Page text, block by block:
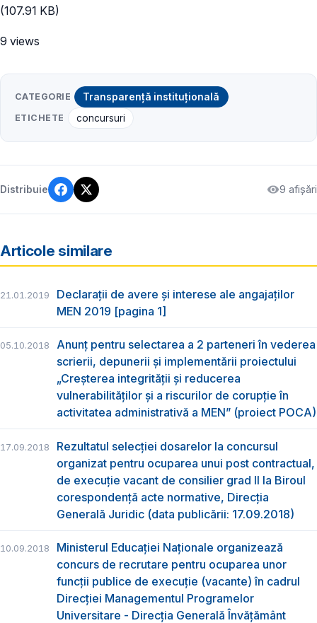
(107.91 KB)
9 views
CATEGORIE Transparență instituțională
ETICHETE concursuri
Distribuie 9 afișări
Articole similare
21.01.2019
Declarații de avere și interese ale angajaților
MEN 2019 [pagina 1]
05.10.2018
Anunț pentru selectarea a 2 parteneri în vederea
scrierii, depunerii și implementării proiectului
„Creșterea integrității și reducerea
vulnerabilităților și a riscurilor de corupție în
activitatea administrativă a MEN” (proiect POCA)
17.09.2018
Rezultatul selecției dosarelor la concursul
organizat pentru ocuparea unui post contractual,
de execuție vacant de consilier grad II la Biroul
corespondență acte normative, Direcția
Generală Juridic (data publicării: 17.09.2018)
10.09.2018
Ministerul Educației Naționale organizează
concurs de recrutare pentru ocuparea unor
funcții publice de execuție (vacante) în cadrul
Direcției Managementul Programelor
Universitare - Direcția Generală Învățământ